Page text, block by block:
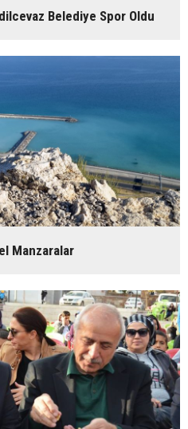
Belediye Spor Oldu
Manzaralar